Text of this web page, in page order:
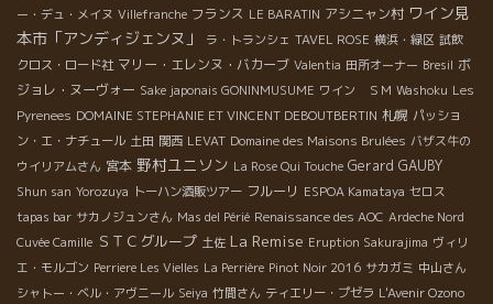
ー・デュ・メイヌ Villefranche フランス LE BARATIN アシニャン村 ワイン見
本市「アンディジェンヌ」
ラ・トランシェ TAVEL ROSE 横浜・緑区 試飲
クロス・ロード社 マリー・エレンヌ・バカーブ Valentia 田所オーナー Bresil ボ
ジョレ・ヌーヴォー Sake japonais GONINMUSUME ワイン ＳＭ Washoku Les
Pyrenees DOMAINE STEPHANIE ET VINCENT DEBOUTBERTIN 札幌 パッショ
ン・エ・ナチュール 土田 関西 LEVAT Domaine des Maisons Brulées バザス牛の
ウイリアムさん 宮本 野村ユニソン La Rose Qui Touche Gerard GAUBY
Shun san Yorozuya トーハン酒販ツアー フルーリ ESPOA Kamataya セロス
tapas bar サカノジュンさん Mas del Périé Renaissance des AOC Ardeche Nord
Cuvée Camille ＳＴＣグループ 土佐 La Remise Eruption Sakurajima ヴィリ
エ・モルゴン Perriere Les Vielles La Perrière Pinot Noir 2016 サカガミ 中山さん
シャトー・ベル・アヴニール Seiya 竹間さん ティエリー・プゼラ L'Avenir Ozono